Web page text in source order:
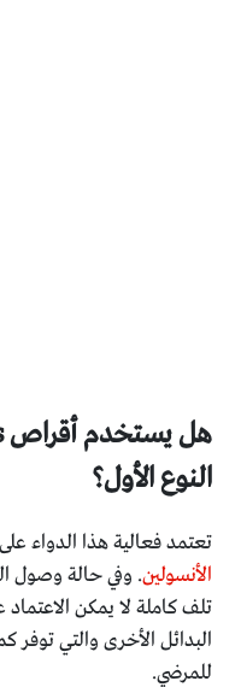
هل يستخدم أقراص
النوع الأول؟
تعتمد فعالية هذا الدواء
الأنسولين. وفي حالة وصول
تلف كاملة لا يمكن
البدائل الأخرى والتي توفر
للمرضي.